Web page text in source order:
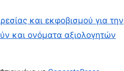
και εκφοβισμού για την
και ονόματα αξιολογητών